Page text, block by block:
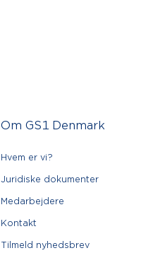
Om GS1 Denmark
Hvem er vi?
Juridiske dokumenter
Medarbejdere
Kontakt
Tilmeld nyhedsbrev